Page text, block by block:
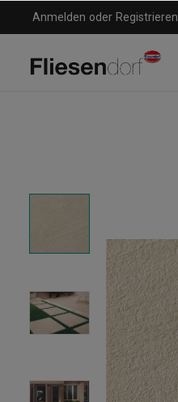
Anmelden oder Registrieren